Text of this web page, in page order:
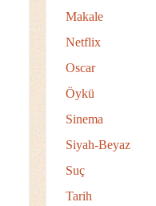
Makale
Netflix
Oscar
Öykü
Sinema
Siyah-Beyaz
Suç
Tarih